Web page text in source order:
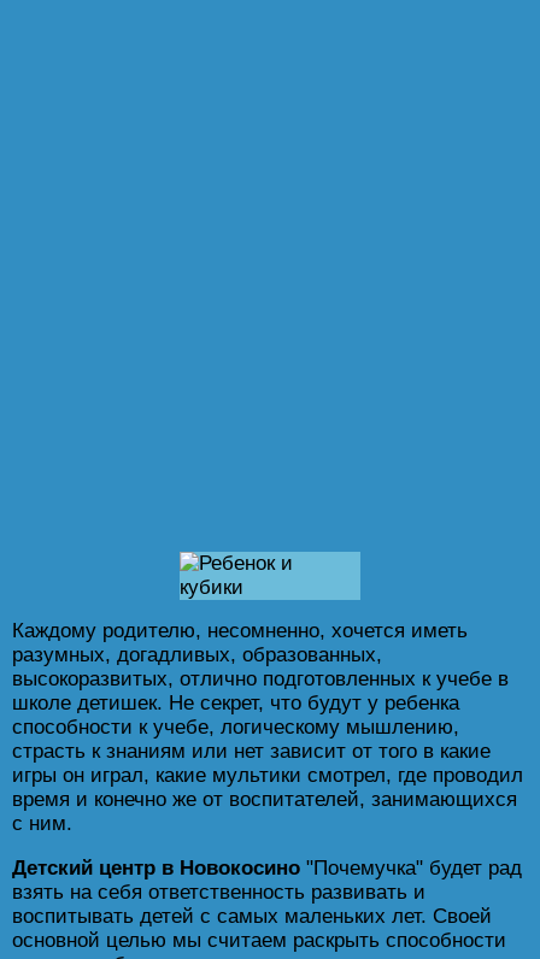
Каждому родителю, несомненно, хочется иметь
разумных, догадливых, образованных,
высокоразвитых, отлично подготовленных к учебе в
школе детишек. Не секрет, что будут у ребенка
способности к учебе, логическому мышлению,
страсть к знаниям или нет зависит от того в какие
игры он играл, какие мультики смотрел, где проводил
время и конечно же от воспитателей, занимающихся
с ним.
Детский центр в Новокосино "Почемучка" будет рад
взять на себя ответственность развивать и
воспитывать детей с самых маленьких лет. Своей
основной целью мы считаем раскрыть способности